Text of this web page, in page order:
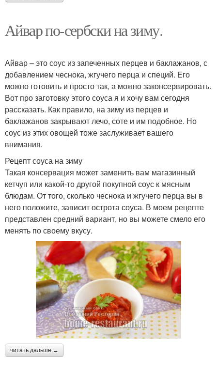
Айвар по-сербски на зиму.
Айвар – это соус из запеченных перцев и баклажанов, с
добавлением чеснока, жгучего перца и специй. Его
можно готовить и просто так, а можно законсервировать.
Вот про заготовку этого соуса я и хочу вам сегодня
рассказать. Как правило, на зиму из перцев и
баклажанов закрывают лечо, соте и им подобное. Но
соус из этих овощей тоже заслуживает вашего
внимания.
Рецепт соуса на зиму
Такая консервация может заменить вам магазинный
кетчуп или какой-то другой покупной соус к мясным
блюдам. От того, сколько чеснока и жгучего перца вы в
него положите, зависит острота соуса. В моем рецепте
представлен средний вариант, но вы можете смело его
менять по своему вкусу.
читать дальше →